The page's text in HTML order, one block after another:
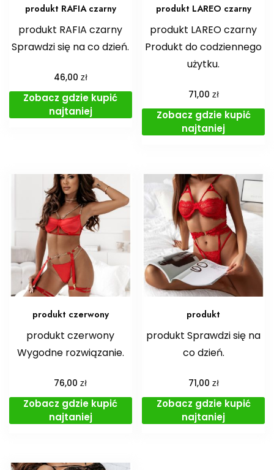
produkt RAFIA czarny
produkt RAFIA czarny
Sprawdzi się na co dzień.
46,00 zł
Zobacz gdzie kupić
najtaniej
produkt LAREO czarny
produkt LAREO czarny
Produkt do codziennego
użytku.
71,00 zł
Zobacz gdzie kupić
najtaniej
produkt czerwony
produkt czerwony
Wygodne rozwiązanie.
76,00zł
Zobacz gdzie kupić
najtaniej
produkt
produkt Sprawdzi się na
co dzień.
71,00 zł
Zobacz gdzie kupić
najtaniej